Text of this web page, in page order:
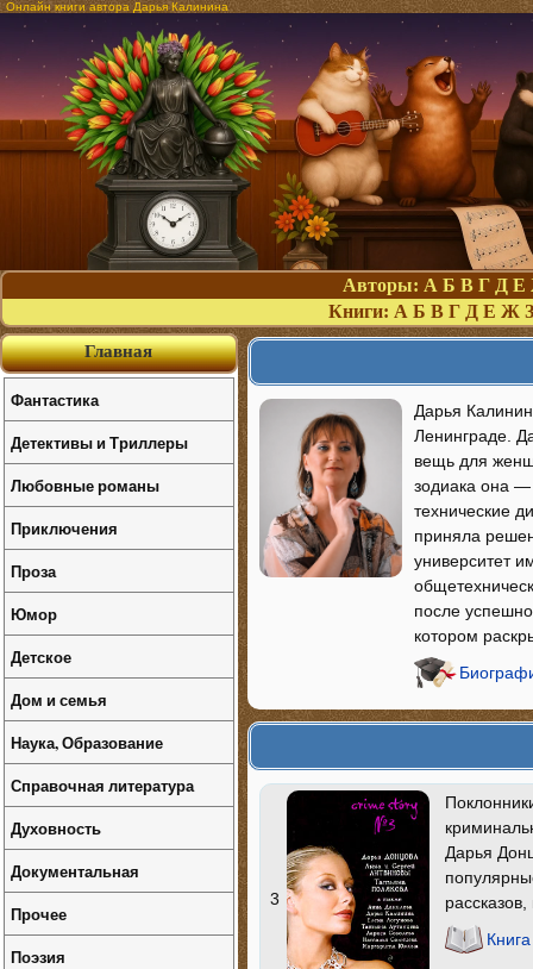
Онлайн книги автора Дарья Калинина
Авторы: А Б В Г Д Е
Книги: А Б В Г Д Е Ж З
Дарья
Ленинграде.
вещь для
зодиака она —
технические
приняла
университет
после
котором
3
Дарья
Главная
Фантастика
Детективы и Триллеры
Любовные романы
Приключения
Проза
Юмор
Детское
Дом и семья
Наука, Образование
Справочная литература
Духовность
Документальная
Прочее
Поэзия